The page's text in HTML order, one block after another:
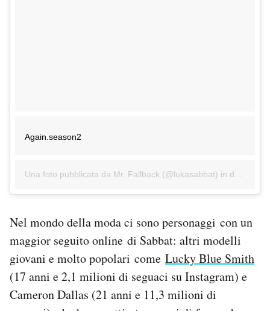
Again.season2
Una foto pubblicata da Mr. Fallback (@lukasabbat) in data:
Nel mondo della moda ci sono personaggi con un
maggior seguito online di Sabbat: altri modelli
giovani e molto popolari come Lucky Blue Smith
(17 anni e 2,1 milioni di seguaci su Instagram) e
Cameron Dallas (21 anni e 11,3 milioni di